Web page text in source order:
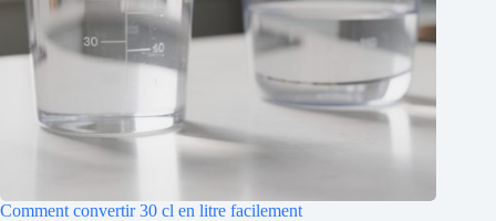
Comment convertir 30 cl en litre facilement